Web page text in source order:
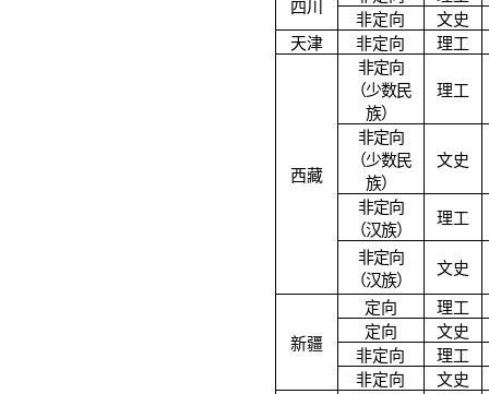
四川
非定向
文史
天津
非定向 理工
西藏
非定向
（少数民
族）
理工
非定向
（少数民
族）
文史
非定向
（汉族）
理工
非定向
（汉族）
文史
新疆
定向
理工
定向
文史
非定向
理工
非定向
文史